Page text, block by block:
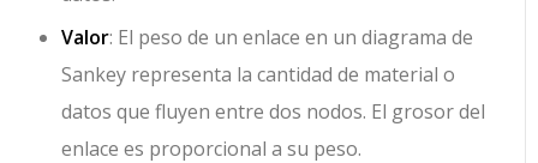
Valor: El peso de un enlace en un diagrama de
Sankey representa la cantidad de material o
datos que fluyen entre dos nodos. El grosor del
enlace es proporcional a su peso.